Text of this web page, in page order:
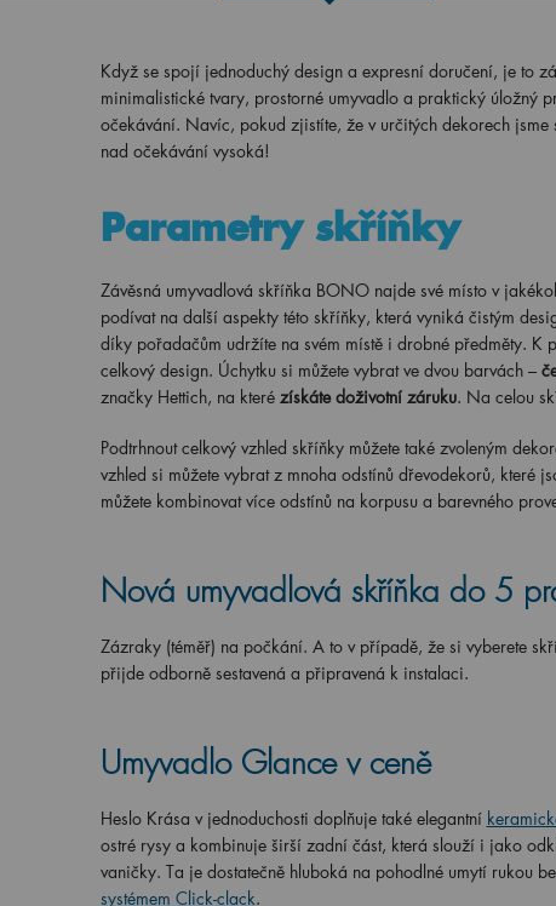
Když se spojí jednoduchý design a expresní doručení, je to
minimalistické tvary, prostorné umyvadlo a praktický úložný
očekávání. Navíc, pokud zjistíte, že v určitých dekorech
nad očekávání vysoká!
Parametry skříňky
Závěsná umyvadlová skříňka BONO najde své místo v
podívat na další aspekty této skříňky, která vyniká čistým
díky pořadačům udržíte na svém místě i drobné předměty. K
celkový design. Úchytku si můžete vybrat ve dvou barvách –
značky Hettich, na které získáte doživotní záruku. Na celou
Podtrhnout celkový vzhled skříňky můžete také zvoleným
vzhled si můžete vybrat z mnoha odstínů dřevodekorů, které
můžete kombinovat více odstínů na korpusu a barevného
Nová umyvadlová skříňka do 5
Zázraky (téměř) na počkání. A to v případě, že si vyberete
přijde odborně sestavená a připravená k instalaci.
Umyvadlo Glance v ceně
Heslo Krása v jednoduchosti doplňuje také elegantní
ostré rysy a kombinuje širší zadní část, která slouží i jako
vaničky. Ta je dostatečně hluboká na pohodlné umytí rukou
systémem Click-clack.